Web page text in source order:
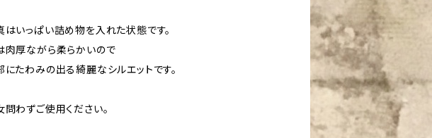
はいっぱい詰め物を入れた状態です。
肉厚ながら柔らかいので
にたわみの出る綺麗なシルエットです。
問わずご使用ください。